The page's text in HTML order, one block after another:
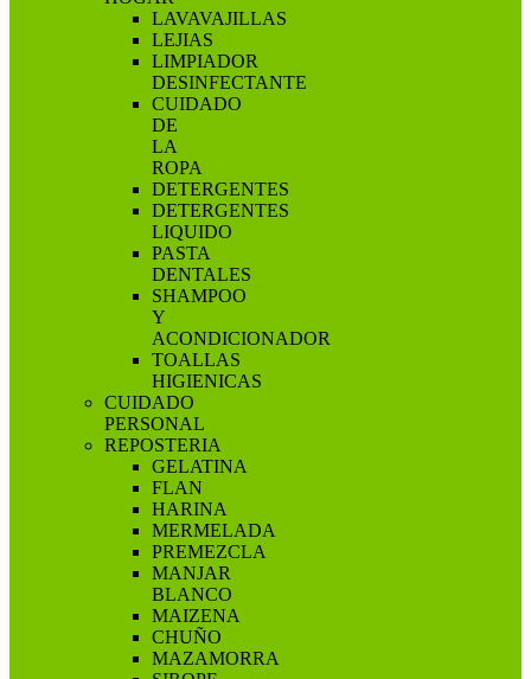
LAVAVAJILLAS
LEJIAS
LIMPIADOR
DESINFECTANTE
CUIDADO
DE
LA
ROPA
DETERGENTES
DETERGENTES
LIQUIDO
PASTA
DENTALES
SHAMPOO
Y
ACONDICIONADOR
TOALLAS
HIGIENICAS
CUIDADO
PERSONAL
REPOSTERIA
GELATINA
FLAN
HARINA
MERMELADA
PREMEZCLA
MANJAR
BLANCO
MAIZENA
CHUÑO
MAZAMORRA